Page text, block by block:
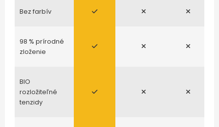
Bez farbív
98 % prírodné
zloženie
BIO
rozložiteľné
tenzidy